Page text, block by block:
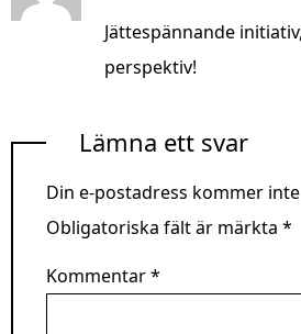
Jättespännande
perspektiv!
Lämna ett svar
Din e-postadress kommer
Obligatoriska fält är märkta *
Kommentar*